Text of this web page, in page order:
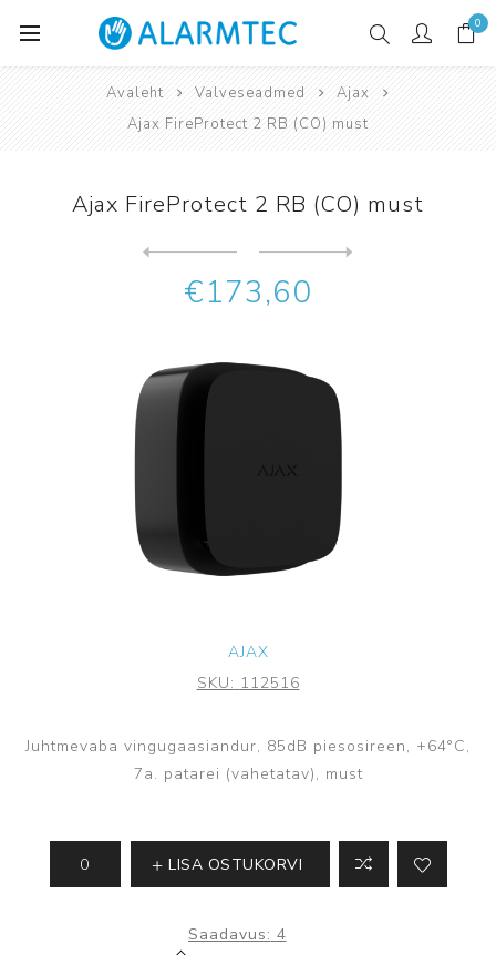
0
Avaleht Valveseadmed
Ajax
Ajax FireProtect 2 RB (CO) must
Ajax FireProtect 2 RB (CO) must
€173,60
AJAX
SKU: 112516
Juhtmevaba vingugaasiandur, 85dB piesosireen, +64°С,
7a. patarei (vahetatav), must
LISA OSTUKORVI
Saadavus: 4